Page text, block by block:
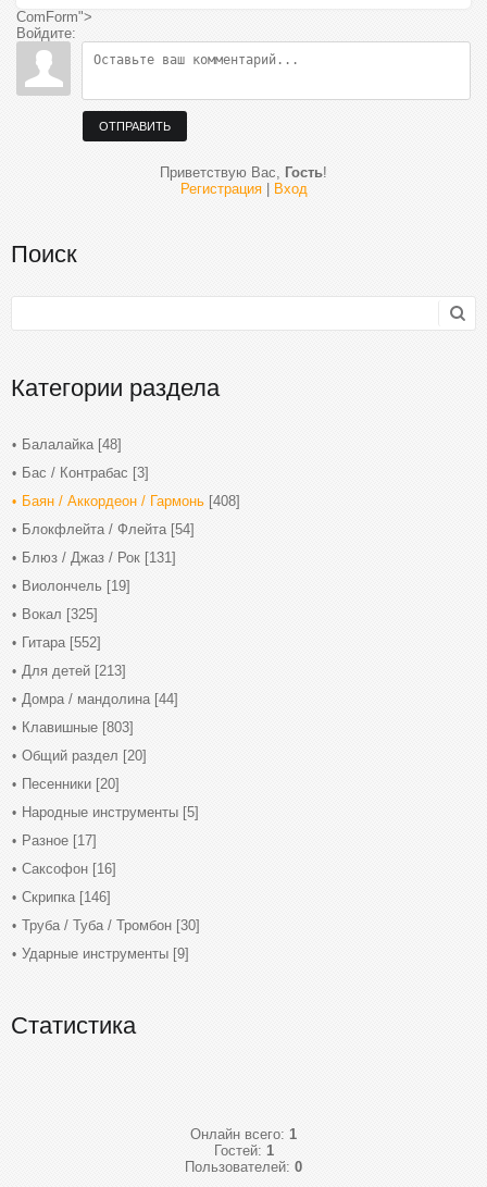
ComForm">
Войдите:
ОТПРАВИТЬ
Приветствую Вас, Гость!
Регистрация| Вход
Поиск
Категории раздела
Балалайка [48]
Бас / Контрабас [3]
Баян / Аккордеон / Гармонь [408]
Блокфлейта / Флейта [54]
Блюз / Джаз / Рок [131]
Виолончель [19]
Вокал [325]
Гитара [552]
Для детей [213]
Домра / мандолина [44]
Клавишные [803]
Общий раздел [20]
Песенники [20]
Народные инструменты [5]
Разное [17]
Саксофон [16]
Скрипка [146]
Труба / Туба / Тромбон [30]
Ударные инструменты [9]
Статистика
Онлайн всего: 1
Гостей: 1
Пользователей: 0